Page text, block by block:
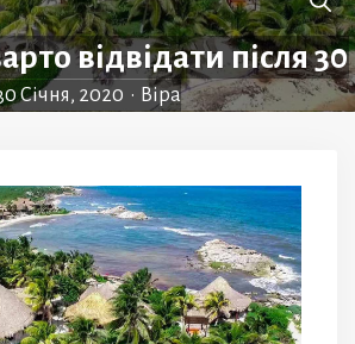
відвідати після 30
Січня, 2020 • Віра